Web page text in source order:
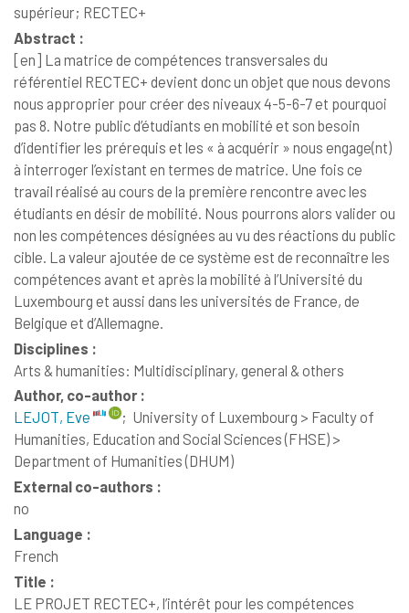
supérieur; RECTEC+
Abstract :
[en] La matrice de compétences transversales du
référentiel RECTEC+ devient donc un objet que nous devons
nous approprier pour créer des niveaux 4-5-6-7 et pourquoi
pas 8. Notre public d’étudiants en mobilité et son besoin
d’identifier les prérequis et les « à acquérir » nous engage(nt)
à interroger l’existant en termes de matrice. Une fois ce
travail réalisé au cours de la première rencontre avec les
étudiants en désir de mobilité. Nous pourrons alors valider ou
non les compétences désignées au vu des réactions du public
cible. La valeur ajoutée de ce système est de reconnaître les
compétences avant et après la mobilité à l’Université du
Luxembourg et aussi dans les universités de France, de
Belgique et d’Allemagne.
Disciplines :
Arts & humanities: Multidisciplinary, general & others
Author, co-author :
LEJOT, Eve
; University of Luxembourg > Faculty of
Humanities, Education and Social Sciences (FHSE) >
Department of Humanities (DHUM)
External co-authors :
no
Language :
French
Title :
LE PROJET RECTEC+, l’intérêt pour les compétences